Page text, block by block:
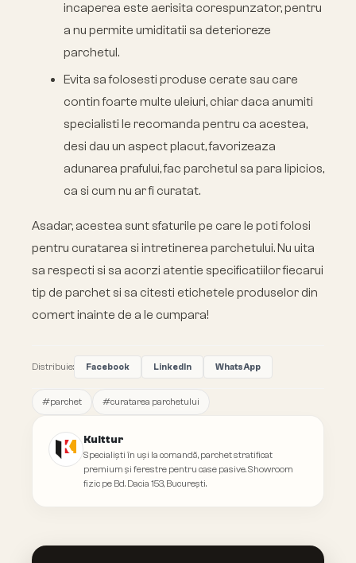
incaperea este aerisita corespunzator, pentru
a nu permite umiditatii sa deterioreze
parchetul.
Evita sa folosesti produse cerate sau care
contin foarte multe uleiuri, chiar daca anumiti
specialisti le recomanda pentru ca acestea,
desi dau un aspect placut, favorizeaza
adunarea prafului, fac parchetul sa para lipicios,
ca si cum nu ar fi curatat.
Asadar, acestea sunt sfaturile pe care le poti folosi
pentru curatarea si intretinerea parchetului. Nu uita
sa respecti si sa acorzi atentie specificatiilor fiecarui
tip de parchet si sa citesti etichetele produselor din
comert inainte de a le cumpara!
Distribuie: Facebook LinkedIn WhatsApp
#parchet #curatarea parchetului
Kulttur
Specialiști în uși la comandă, parchet stratificat
premium și ferestre pentru case pasive. Showroom
fizic pe Bd. Dacia 153, București.